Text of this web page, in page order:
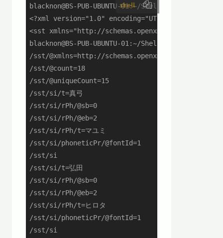
shell
blacknon@BS-PUB-UBUNTU-01:~/ShellGeiData/
<?xml version="1.0" encoding="UTF-8"
<sst xmlns="http://schemas.openxmlformats.org/
blacknon@BS-PUB-UBUNTU-01:~/ShellGeiData/
/sst/@xmlns=http://schemas.openxmlformats.org/
/sst/@count=18
/sst/@uniqueCount=15
/sst/si/t=真弓
/sst/si/rPh/@sb=0
/sst/si/rPh/@eb=2
/sst/si/rPh/t=マユミ
/sst/si/phoneticPr/@fontId=1
/sst/si
/sst/si/t=弘田
/sst/si/rPh/@sb=0
/sst/si/rPh/@eb=2
/sst/si/rPh/t=ヒロタ
/sst/si/phoneticPr/@fontId=1
/sst/si